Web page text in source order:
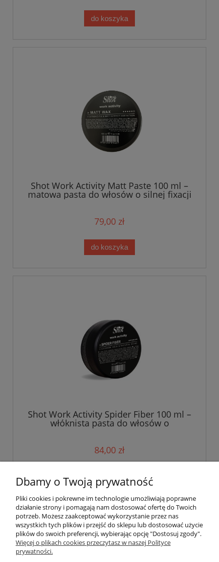
do koszyka
Shot Work Activity Matt Paste 100 ml –
matowa pasta do włosów o silnej fixacji
79,00 zł
do koszyka
Shot Work Activity Spider Fiber 100 ml –
włóknista pasta do włosów o
ekstremalnym utrwaleniu i naturalnym
84,00 zł
« 1 2 3 »
Pomoc
Dbamy o Twoją prywatność
Pliki cookies i pokrewne im technologie umożliwiają poprawne
działanie strony i pomagają nam dostosować ofertę do Twoich
potrzeb. Możesz zaakceptować wykorzystanie przez nas
wszystkich tych plików i przejść do sklepu lub dostosować użycie
plików do swoich preferencji, wybierając opcję "Dostosuj zgody".
Więcej o plikach cookies przeczytasz w naszej Polityce
prywatności.